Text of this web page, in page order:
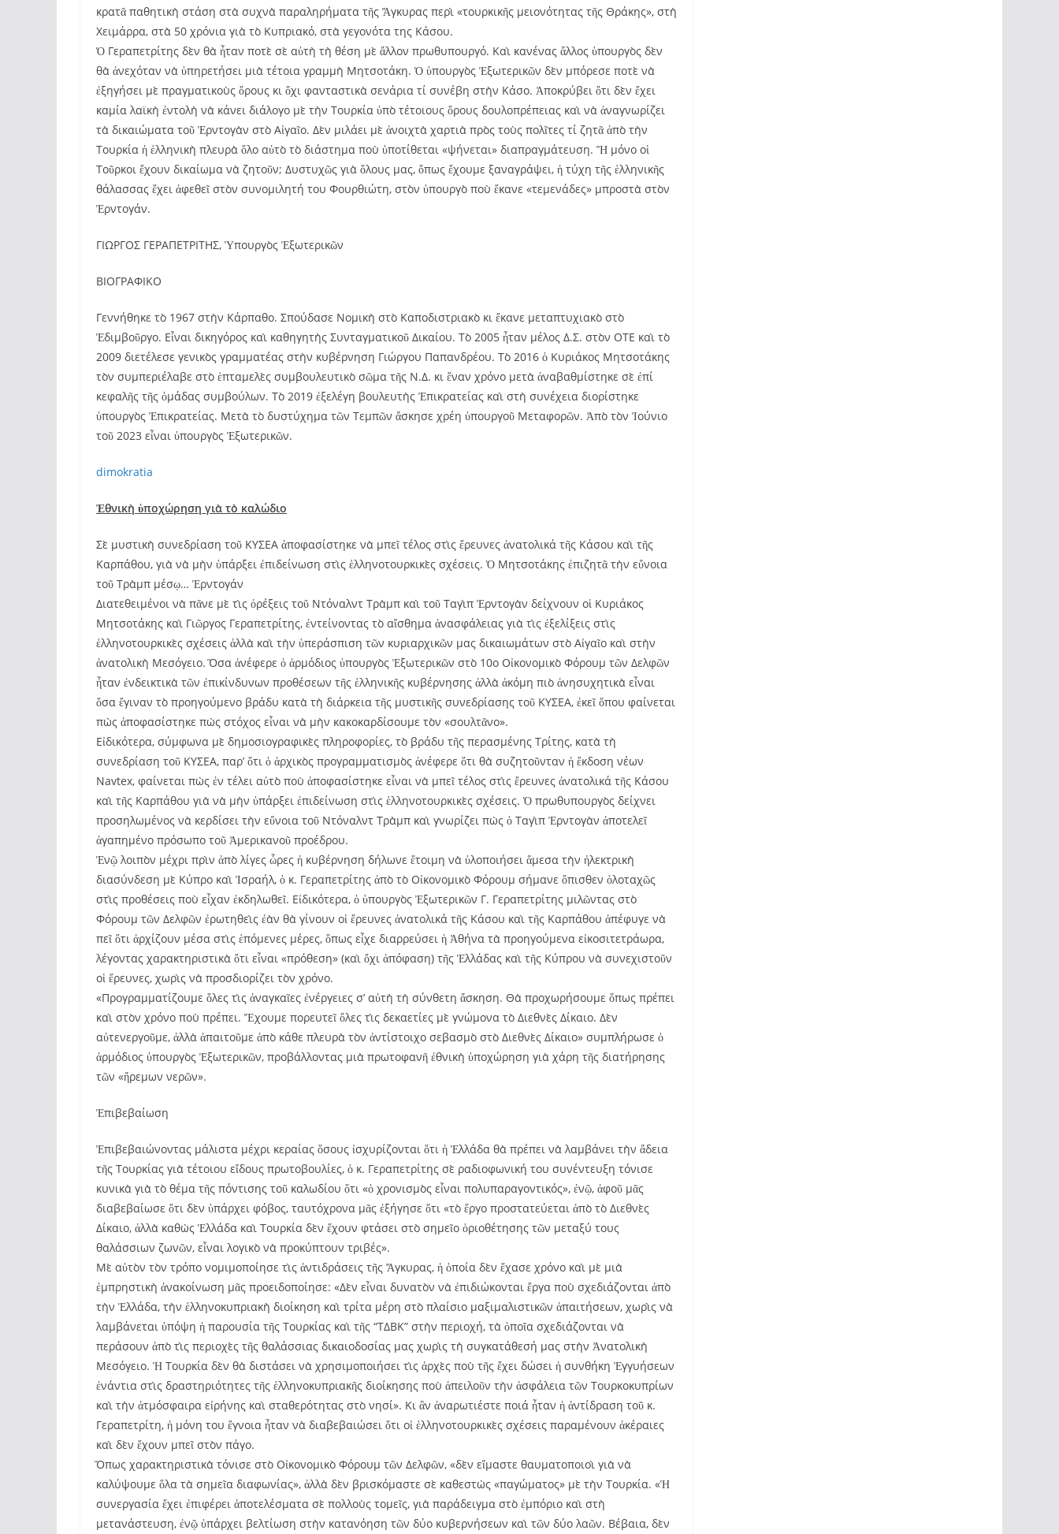
κρατᾶ παθητικὴ στάση στὰ συχνὰ παραληρήματα τῆς Ἄγκυρας περὶ «τουρκικῆς μειονότητας τῆς Θράκης», στὴ
Χειμάρρα, στὰ 50 χρόνια γιὰ τὸ Κυπριακό, στὰ γεγονότα της Κάσου.
Ὁ Γεραπετρίτης δὲν θὰ ἦταν ποτὲ σὲ αὐτὴ τὴ θέση μὲ ἄλλον πρωθυπουργό. Καὶ κανένας ἄλλος ὑπουργὸς δὲν
θὰ ἀνεχόταν νὰ ὑπηρετήσει μιὰ τέτοια γραμμὴ Μητσοτάκη. Ὁ ὑπουργὸς Ἐξωτερικῶν δὲν μπόρεσε ποτὲ νὰ
ἐξηγήσει μὲ πραγματικοὺς ὅρους κι ὄχι φανταστικὰ σενάρια τί συνέβη στὴν Κάσο. Ἀποκρύβει ὅτι δὲν ἔχει
καμία λαϊκὴ ἐντολὴ νὰ κάνει διάλογο μὲ τὴν Τουρκία ὑπὸ τέτοιους ὅρους δουλοπρέπειας καὶ νὰ ἀναγνωρίζει
τὰ δικαιώματα τοῦ Ἐρντογὰν στὸ Αἰγαῖο. Δὲν μιλάει μὲ ἀνοιχτὰ χαρτιὰ πρὸς τοὺς πολῖτες τί ζητᾶ ἀπὸ τὴν
Τουρκία ἡ ἑλληνικὴ πλευρὰ ὅλο αὐτὸ τὸ διάστημα ποὺ ὑποτίθεται «ψήνεται» διαπραγμάτευση. Ἢ μόνο οἱ
Τοῦρκοι ἔχουν δικαίωμα νὰ ζητοῦν; Δυστυχῶς γιὰ ὅλους μας, ὅπως ἔχουμε ξαναγράψει, ἡ τύχη τῆς ἑλληνικῆς
θάλασσας ἔχει ἀφεθεῖ στὸν συνομιλητή του Φουρθιώτη, στὸν ὑπουργὸ ποὺ ἔκανε «τεμενάδες» μπροστὰ στὸν
Ἐρντογάν.
ΓΙΩΡΓΟΣ ΓΕΡΑΠΕΤΡΙΤΗΣ, Ὑπουργὸς Ἐξωτερικῶν
ΒΙΟΓΡΑΦΙΚΟ
Γεννήθηκε τὸ 1967 στὴν Κάρπαθο. Σπούδασε Νομικὴ στὸ Καποδιστριακὸ κι ἔκανε μεταπτυχιακὸ στὸ
Ἐδιμβοῦργο. Εἶναι δικηγόρος καὶ καθηγητὴς Συνταγματικοῦ Δικαίου. Τὸ 2005 ἦταν μέλος Δ.Σ. στὸν ΟΤΕ καὶ τὸ
2009 διετέλεσε γενικὸς γραμματέας στὴν κυβέρνηση Γιώργου Παπανδρέου. Τὸ 2016 ὁ Κυριάκος Μητσοτάκης
τὸν συμπεριέλαβε στὸ ἑπταμελὲς συμβουλευτικὸ σῶμα τῆς Ν.Δ. κι ἕναν χρόνο μετὰ ἀναβαθμίστηκε σὲ ἐπί
κεφαλῆς τῆς ὁμάδας συμβούλων. Τὸ 2019 ἐξελέγη βουλευτὴς Ἐπικρατείας καὶ στὴ συνέχεια διορίστηκε
ὑπουργὸς Ἐπικρατείας. Μετὰ τὸ δυστύχημα τῶν Τεμπῶν ἄσκησε χρέη ὑπουργοῦ Μεταφορῶν. Ἀπὸ τὸν Ἰούνιο
τοῦ 2023 εἶναι ὑπουργὸς Ἐξωτερικῶν.
dimokratia
Ἐθνικὴ ὑποχώρηση γιὰ τὸ καλώδιο
Σὲ μυστικὴ συνεδρίαση τοῦ ΚΥΣΕΑ ἀποφασίστηκε νὰ μπεῖ τέλος στὶς ἔρευνες ἀνατολικά τῆς Κάσου καὶ τῆς
Καρπάθου, γιὰ νὰ μὴν ὑπάρξει ἐπιδείνωση στὶς ἑλληνοτουρκικὲς σχέσεις. Ὁ Μητσοτάκης ἐπιζητᾶ τὴν εὔνοια
τοῦ Τρὰμπ μέσῳ… Ἐρντογάν
Διατεθειμένοι νὰ πᾶνε μὲ τὶς ὀρέξεις τοῦ Ντόναλντ Τρὰμπ καὶ τοῦ Ταγὶπ Ἐρντογὰν δείχνουν οἱ Κυριάκος
Μητσοτάκης καὶ Γιῶργος Γεραπετρίτης, ἐντείνοντας τὸ αἴσθημα ἀνασφάλειας γιὰ τὶς ἐξελίξεις στὶς
ἑλληνοτουρκικὲς σχέσεις ἀλλὰ καὶ τὴν ὑπεράσπιση τῶν κυριαρχικῶν μας δικαιωμάτων στὸ Αἰγαῖο καὶ στὴν
ἀνατολικὴ Μεσόγειο. Ὅσα ἀνέφερε ὁ ἁρμόδιος ὑπουργὸς Ἐξωτερικῶν στὸ 10o Οἰκονομικὸ Φόρουμ τῶν Δελφῶν
ἦταν ἐνδεικτικὰ τῶν ἐπικίνδυνων προθέσεων τῆς ἑλληνικῆς κυβέρνησης ἀλλὰ ἀκόμη πιὸ ἀνησυχητικὰ εἶναι
ὅσα ἔγιναν τὸ προηγούμενο βράδυ κατὰ τὴ διάρκεια τῆς μυστικῆς συνεδρίασης τοῦ ΚΥΣΕΑ, ἐκεῖ ὅπου φαίνεται
πὼς ἀποφασίστηκε πὼς στόχος εἶναι νὰ μὴν κακοκαρδίσουμε τὸν «σουλτᾶνο».
Εἰδικότερα, σύμφωνα μὲ δημοσιογραφικὲς πληροφορίες, τὸ βράδυ τῆς περασμένης Τρίτης, κατὰ τὴ
συνεδρίαση τοῦ ΚΥΣΕΑ, παρ’ ὅτι ὁ ἀρχικὸς προγραμματισμὸς ἀνέφερε ὅτι θὰ συζητοῦνταν ἡ ἔκδοση νέων
Νavtex, φαίνεται πὼς ἐν τέλει αὐτὸ ποὺ ἀποφασίστηκε εἶναι νὰ μπεῖ τέλος στὶς ἔρευνες ἀνατολικά τῆς Κάσου
καὶ τῆς Καρπάθου γιὰ νὰ μὴν ὑπάρξει ἐπιδείνωση στὶς ἑλληνοτουρκικὲς σχέσεις. Ὁ πρωθυπουργὸς δείχνει
προσηλωμένος νὰ κερδίσει τὴν εὔνοια τοῦ Ντόναλντ Τρὰμπ καὶ γνωρίζει πὼς ὁ Ταγὶπ Ἐρντογὰν ἀποτελεῖ
ἀγαπημένο πρόσωπο τοῦ Ἀμερικανοῦ προέδρου.
Ἐνῷ λοιπὸν μέχρι πρὶν ἀπὸ λίγες ὧρες ἡ κυβέρνηση δήλωνε ἕτοιμη νὰ ὑλοποιήσει ἄμεσα τὴν ἠλεκτρικὴ
διασύνδεση μὲ Κύπρο καὶ Ἰσραήλ, ὁ κ. Γεραπετρίτης ἀπὸ τὸ Οἰκονομικὸ Φόρουμ σήμανε ὄπισθεν ὁλοταχῶς
στὶς προθέσεις ποὺ εἶχαν ἐκδηλωθεῖ. Εἰδικότερα, ὁ ὑπουργὸς Ἐξωτερικῶν Γ. Γεραπετρίτης μιλῶντας στὸ
Φόρουμ τῶν Δελφῶν ἐρωτηθεὶς ἐὰν θὰ γίνουν οἱ ἔρευνες ἀνατολικά τῆς Κάσου καὶ τῆς Καρπάθου ἀπέφυγε νὰ
πεῖ ὅτι ἀρχίζουν μέσα στὶς ἑπόμενες μέρες, ὅπως εἶχε διαρρεύσει ἡ Ἀθήνα τὰ προηγούμενα εἰκοσιτετράωρα,
λέγοντας χαρακτηριστικὰ ὅτι εἶναι «πρόθεση» (καὶ ὄχι ἀπόφαση) τῆς Ἑλλάδας καὶ τῆς Κύπρου νὰ συνεχιστοῦν
οἱ ἔρευνες, χωρὶς νὰ προσδιορίζει τὸν χρόνο.
«Προγραμματίζουμε ὅλες τὶς ἀναγκαῖες ἐνέργειες σ’ αὐτὴ τὴ σύνθετη ἄσκηση. Θὰ προχωρήσουμε ὅπως πρέπει
καὶ στὸν χρόνο ποὺ πρέπει. Ἔχουμε πορευτεῖ ὅλες τὶς δεκαετίες μὲ γνώμονα τὸ Διεθνὲς Δίκαιο. Δὲν
αὐτενεργοῦμε, ἀλλὰ ἀπαιτοῦμε ἀπὸ κάθε πλευρὰ τὸν ἀντίστοιχο σεβασμὸ στὸ Διεθνὲς Δίκαιο» συμπλήρωσε ὁ
ἁρμόδιος ὑπουργὸς Ἐξωτερικῶν, προβάλλοντας μιὰ πρωτοφανῆ ἐθνικὴ ὑποχώρηση γιὰ χάρη τῆς διατήρησης
τῶν «ἤρεμων νερῶν».
Ἐπιβεβαίωση
Ἐπιβεβαιώνοντας μάλιστα μέχρι κεραίας ὅσους ἰσχυρίζονται ὅτι ἡ Ἑλλάδα θὰ πρέπει νὰ λαμβάνει τὴν ἄδεια
τῆς Τουρκίας γιὰ τέτοιου εἴδους πρωτοβουλίες, ὁ κ. Γεραπετρίτης σὲ ραδιοφωνική του συνέντευξη τόνισε
κυνικὰ γιὰ τὸ θέμα τῆς πόντισης τοῦ καλωδίου ὅτι «ὁ χρονισμὸς εἶναι πολυπαραγοντικός», ἐνῷ, ἀφοῦ μᾶς
διαβεβαίωσε ὅτι δὲν ὑπάρχει φόβος, ταυτόχρονα μᾶς ἐξήγησε ὅτι «τὸ ἔργο προστατεύεται ἀπὸ τὸ Διεθνὲς
Δίκαιο, ἀλλὰ καθὼς Ἑλλάδα καὶ Τουρκία δὲν ἔχουν φτάσει στὸ σημεῖο ὁριοθέτησης τῶν μεταξύ τους
θαλάσσιων ζωνῶν, εἶναι λογικὸ νὰ προκύπτουν τριβές».
Μὲ αὐτὸν τὸν τρόπο νομιμοποίησε τὶς ἀντιδράσεις τῆς Ἄγκυρας, ἡ ὁποία δὲν ἔχασε χρόνο καὶ μὲ μιὰ
ἐμπρηστικὴ ἀνακοίνωση μᾶς προειδοποίησε: «Δὲν εἶναι δυνατὸν νὰ ἐπιδιώκονται ἔργα ποὺ σχεδιάζονται ἀπὸ
τὴν Ἑλλάδα, τὴν ἑλληνοκυπριακὴ διοίκηση καὶ τρίτα μέρη στὸ πλαίσιο μαξιμαλιστικῶν ἀπαιτήσεων, χωρὶς νὰ
λαμβάνεται ὑπόψη ἡ παρουσία τῆς Τουρκίας καὶ τῆς “ΤΔΒΚ” στὴν περιοχή, τὰ ὁποῖα σχεδιάζονται νὰ
περάσουν ἀπὸ τὶς περιοχὲς τῆς θαλάσσιας δικαιοδοσίας μας χωρὶς τὴ συγκατάθεσή μας στὴν Ἀνατολικὴ
Μεσόγειο. Ἡ Τουρκία δὲν θὰ διστάσει νὰ χρησιμοποιήσει τὶς ἀρχὲς ποὺ τῆς ἔχει δώσει ἡ συνθήκη Ἐγγυήσεων
ἐνάντια στὶς δραστηριότητες τῆς ἑλληνοκυπριακῆς διοίκησης ποὺ ἀπειλοῦν τὴν ἀσφάλεια τῶν Τουρκοκυπρίων
καὶ τὴν ἀτμόσφαιρα εἰρήνης καὶ σταθερότητας στὸ νησί». Κι ἂν ἀναρωτιέστε ποιά ἦταν ἡ ἀντίδραση τοῦ κ.
Γεραπετρίτη, ἡ μόνη του ἔγνοια ἦταν νὰ διαβεβαιώσει ὅτι οἱ ἑλληνοτουρκικὲς σχέσεις παραμένουν ἀκέραιες
καὶ δὲν ἔχουν μπεῖ στὸν πάγο.
Ὅπως χαρακτηριστικὰ τόνισε στὸ Οἰκονομικὸ Φόρουμ τῶν Δελφῶν, «δὲν εἴμαστε θαυματοποιοὶ γιὰ νὰ
καλύψουμε ὅλα τὰ σημεῖα διαφωνίας», ἀλλὰ δὲν βρισκόμαστε σὲ καθεστὼς «παγώματος» μὲ τὴν Τουρκία. «Ἡ
συνεργασία ἔχει ἐπιφέρει ἀποτελέσματα σὲ πολλοὺς τομεῖς, γιὰ παράδειγμα στὸ ἐμπόριο καὶ στὴ
μετανάστευση, ἐνῷ ὑπάρχει βελτίωση στὴν κατανόηση τῶν δύο κυβερνήσεων καὶ τῶν δύο λαῶν. Βέβαια, δὲν